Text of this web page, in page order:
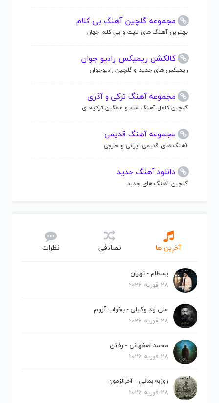
مجموعه گلچین آهنگ بی کلام
بهترین آهنگ های لایت و بی کلام جهان
کالکشن ریمیکس رادیو جوان
ریمیکس های جدید و گلچین رادیوجوان
مجموعه آهنگ ترکی و آذری
گلچین کامل آهنگ شاد و غمگین ترکیه ای
مجموعه آهنگ قدیمی
آهنگ های قدیمی ایرانی و خارجی
دانلود آهنگ جدید
گلچین آهنگ های جدید
آخرین ها تصادفی نظرات
بسطام - تهران
28 فوریه 2026
علی زند وکیلی - بخواب آروم
28 فوریه 2026
محمد اصفهانی - رفتن
28 فوریه 2026
روزبه بمانی - آخرالزمون
28 فوریه 2026